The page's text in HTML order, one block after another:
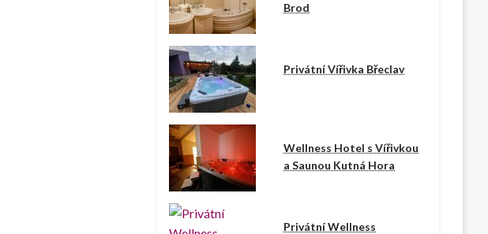
Brod
Privátní Vířivka Břeclav
Wellness Hotel s Vířivkou
a Saunou Kutná Hora
Privátní Wellness